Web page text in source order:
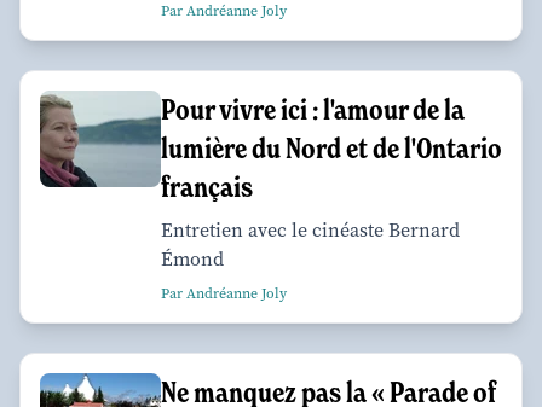
Par Andréanne Joly
Pour vivre ici : l'amour de la
lumière du Nord et de l'Ontario
français
Entretien avec le cinéaste Bernard
Émond
Par Andréanne Joly
Ne manquez pas la « Parade of